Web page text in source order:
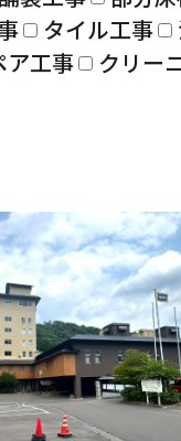
タイル工事
ア工事 クリー